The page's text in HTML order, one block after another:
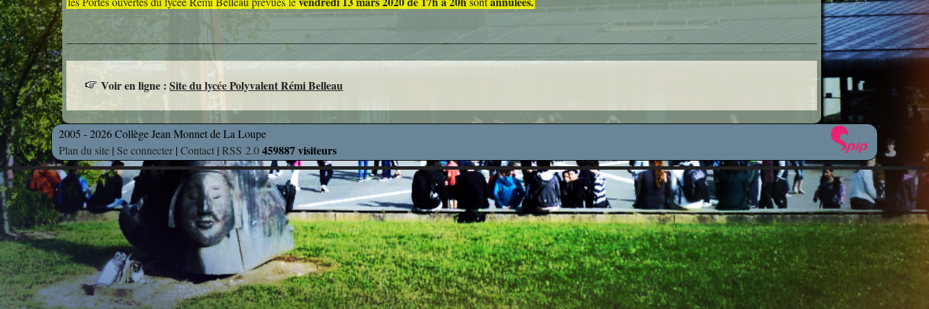
Découverte des Métiers
Découverte Professionnelle
SVT
What's up in room 50 ?
Voir en ligne :Site du lycée Polyvalent Rémi Belleau
2005 - 2026 Collège Jean Monnet de La Loupe
Plan du site |Se connecter|Contact |RSS 2.0 459887 visiteurs